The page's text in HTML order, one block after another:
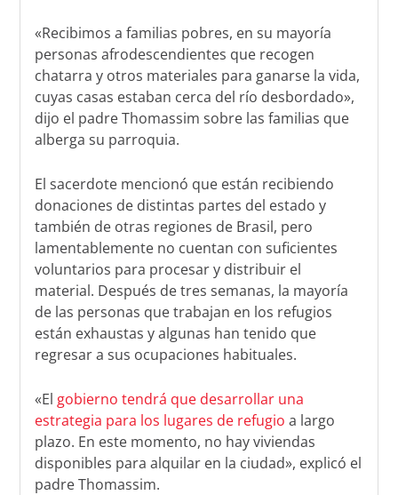
«Recibimos a familias pobres, en su mayoría
personas afrodescendientes que recogen
chatarra y otros materiales para ganarse la vida,
cuyas casas estaban cerca del río desbordado»,
dijo el padre Thomassim sobre las familias que
alberga su parroquia.
El sacerdote mencionó que están recibiendo
donaciones de distintas partes del estado y
también de otras regiones de Brasil, pero
lamentablemente no cuentan con suficientes
voluntarios para procesar y distribuir el
material. Después de tres semanas, la mayoría
de las personas que trabajan en los refugios
están exhaustas y algunas han tenido que
regresar a sus ocupaciones habituales.
«El gobierno tendrá que desarrollar una
estrategia para los lugares de refugio a largo
plazo. En este momento, no hay viviendas
disponibles para alquilar en la ciudad», explicó el
padre Thomassim.